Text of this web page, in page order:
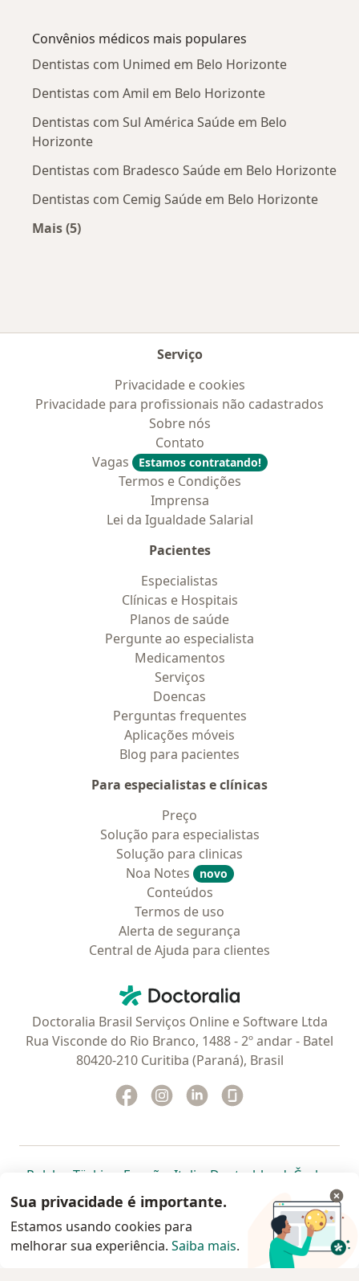
Convênios médicos mais populares
Dentistas com Unimed em Belo Horizonte
Dentistas com Amil em Belo Horizonte
Dentistas com Sul América Saúde em Belo
Horizonte
Dentistas com Bradesco Saúde em Belo Horizonte
Dentistas com Cemig Saúde em Belo Horizonte
Mais (5)
Serviço
Privacidade e cookies
Privacidade para profissionais não cadastrados
Sobre nós
Contato
Vagas
Estamos contratando!
Termos e Condições
Imprensa
Lei da Igualdade Salarial
Pacientes
Especialistas
Clínicas e Hospitais
Planos de saúde
Pergunte ao especialista
Medicamentos
Serviços
Doencas
Perguntas frequentes
Aplicações móveis
Blog para pacientes
Para especialistas e clínicas
Preço
Solução para especialistas
Solução para clinicas
Noa Notes
novo
Conteúdos
Termos de uso
Alerta de segurança
Central de Ajuda para clientes
Doctoralia - Homepage
Doctoralia Brasil Serviços Online e Software Ltda
Rua Visconde do Rio Branco, 1488 - 2º andar - Batel
80420-210 Curitiba (Paraná), Brasil
Facebook
abre num novo separador
Instagram
abre num novo separador
Linkedin
abre num novo
Polska abre num novo separador
Türkiye abre num novo separador
España abre num novo separador
Italia abre num novo
Deutschlandabre num
Česko
Portugal abre num novo separador
, México abre num novo separador
, abre num novo separador
Brasil abre num novoabre num
abre
Colombia abre num novo
www.doctoralia.com.br © 2026 - Agende agora sua
Sua privacidade é importante.
Estamos usando cookies para
melhorar sua experiência. Saiba mais.